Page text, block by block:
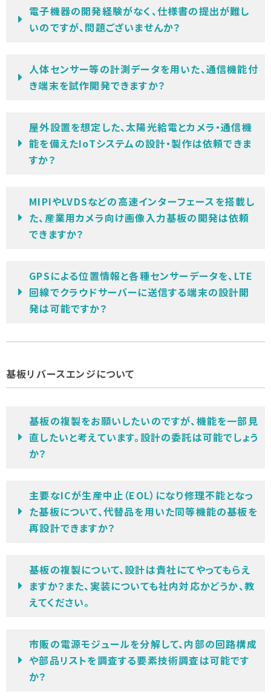
電子機器の開発経験がなく、仕様書の提出が難し
いのですが、問題ございませんか？
人体センサー等の計測データを用いた、通信機能付
き端末を試作開発できますか？
屋外設置を想定した、太陽光給電とカメラ・通信機
能を備えたIoTシステムの設計・製作は依頼できま
すか？
MIPIやLVDSなどの高速インターフェースを搭載し
た、産業用カメラ向け画像入力基板の開発は依頼
できますか？
GPSによる位置情報と各種センサーデータを、LTE
回線でクラウドサーバーに送信する端末の設計開
発は可能ですか？
基板リバースエンジについて
基板の複製をお願いしたいのですが、機能を一部見
直したいと考えています。設計の委託は可能でしょう
か？
主要なICが生産中止（EOL）になり修理不能となっ
た基板について、代替品を用いた同等機能の基板を
再設計できますか？
基板の複製について、設計は貴社にてやってもらえ
ますか？また、実装についても社内対応かどうか、教
えてください。
市販の電源モジュールを分解して、内部の回路構成
や部品リストを調査する要素技術調査は可能です
か？